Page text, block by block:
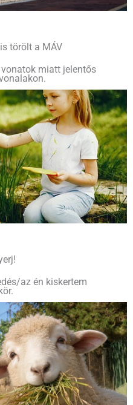
törölt a MÁV
miatt jelentős
az én kiskertem